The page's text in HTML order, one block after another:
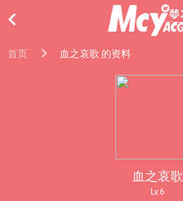

首页 血之哀歌 的资料
血之哀歌
Lv.6